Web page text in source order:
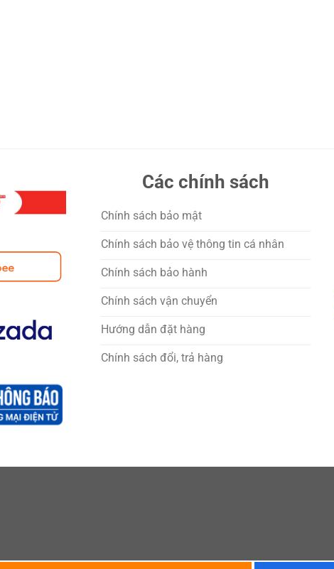
Các chính sách
Chính sách bảo mật
Chính sách bảo vệ thông tin cá nhân
Chính sách bảo hành
Chính sách vận chuyển
Hướng dẫn đặt hàng
Chính sách đổi, trả hàng